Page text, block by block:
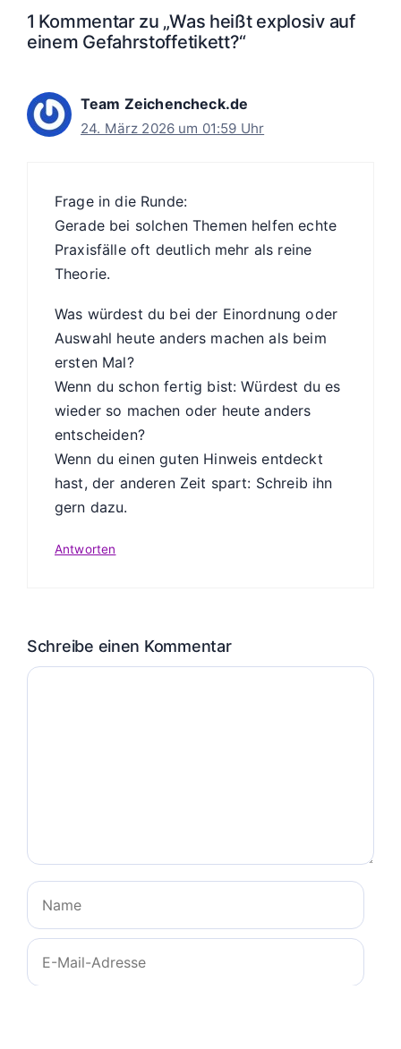
1 Kommentar zu „Was heißt explosiv auf
einem Gefahrstoffetikett?“
Team Zeichencheck.de
24. März 2026 um 01:59 Uhr
Frage in die Runde:
Gerade bei solchen Themen helfen echte
Praxisfälle oft deutlich mehr als reine
Theorie.
Was würdest du bei der Einordnung oder
Auswahl heute anders machen als beim
ersten Mal?
Wenn du schon fertig bist: Würdest du es
wieder so machen oder heute anders
entscheiden?
Wenn du einen guten Hinweis entdeckt
hast, der anderen Zeit spart: Schreib ihn
gern dazu.
Antworten
Schreibe einen Kommentar
Kommentar
Name
E-
Mail-